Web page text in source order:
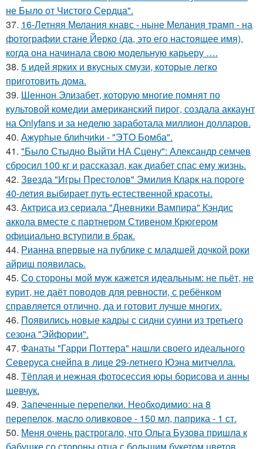
не Было от Чистого Сердца".
37. 16-Летняя Мелания кнавс - ныне Мелания трамп - на
фотографии стане Йерко (да, это его настоящее имя),
когда она начинала свою модельную карьеру ….
38. 5 идей ярких и вкусных смузи, которые легко
приготовить дома.
39. Шеннон Элизабет, которую многие помнят по
культовой комедии американский пирог, создала аккаунт
на Onlyfans и за неделю заработала миллион долларов.
40. Ажурhые блиhчиkи - "ЭТO Бомба".
41. "Было Стыдно Выйти НА Сцену": Александр семчев
сбросил 100 кг и рассказал, как диабет спас ему жизнь.
42. Звезда "Игры Престолов" Эмилия Кларк на пороге
40-летия выбирает путь естественной красоты.
43. Актриса из сериала "Дневники Вампира" Кэндис
аккола вместе с партнером Стивеном Крюгером
официально вступили в брак.
44. Рианна впервые на публике с младшей дочкой роки
айриш появилась.
45. Со стороны мой муж кажется идеальным: не пьёт, не
курит, не даёт поводов для ревности, с ребёнком
справляется отлично, да и готовит лучше многих.
46. Появились новые кадры с сидни суини из третьего
сезона "Эйфории".
47. Фанаты "Гарри Поттера" нашли своего идеального
Северуса снейпа в лице 29-летнего Юэна митчелла.
48. Тёплая и нежная фотосессия юры борисова и анны
шевчук.
49. Запеченные перепелки. Необходимио: на 8
перепелок, масло оливковое - 150 мл, паприка - 1 ст.
50. Меня очень растрогало, что Ольга Бузова пришла к